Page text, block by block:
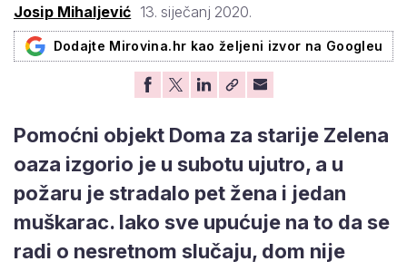
Josip Mihaljević 13. siječanj 2020.
Dodajte Mirovina.hr kao željeni izvor na Googleu
Pomoćni objekt Doma za starije Zelena
oaza izgorio je u subotu ujutro, a u
požaru je stradalo pet žena i jedan
muškarac. Iako sve upućuje na to da se
radi o nesretnom slučaju, dom nije